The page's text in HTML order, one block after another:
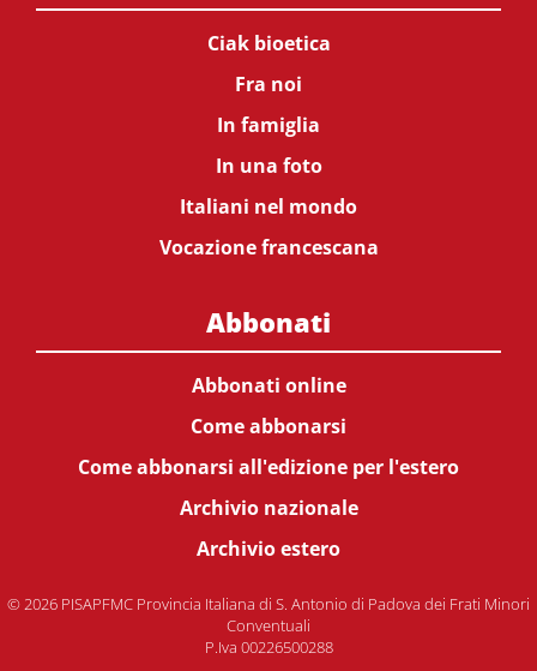
Ciak bioetica
Fra noi
In famiglia
In una foto
Italiani nel mondo
Vocazione francescana
Abbonati
Abbonati online
Come abbonarsi
Come abbonarsi all'edizione per l'estero
Archivio nazionale
Archivio estero
© 2026 PISAPFMC Provincia Italiana di S. Antonio di Padova dei Frati Minori
Conventuali
P.Iva 00226500288